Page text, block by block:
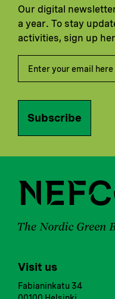
Our digital
a year. To stay
activities, sign up
Subscribe
Visit us
Fabianinkatu 34